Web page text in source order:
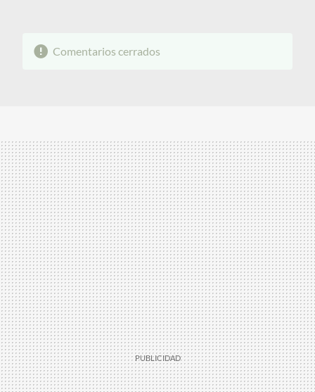
Comentarios cerrados